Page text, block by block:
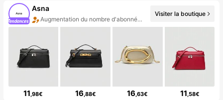
Asna
Augmentation du nombre d'abonnés : 29 %
Visiter la boutique
11,98€ 16,88€ 16,63€ 11,58€